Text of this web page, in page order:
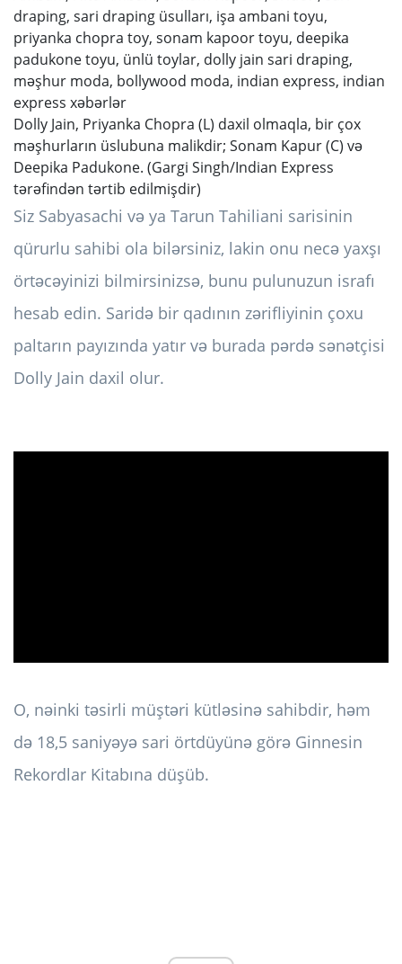
Dolly Jain, Priyanka Chopra (L) daxil olmaqla, bir çox
məşhurların üslubuna malikdir; Sonam Kapur (C) və
Deepika Padukone. (Gargi Singh/Indian Express
tərəfindən tərtib edilmişdir)
Siz Sabyasachi və ya Tarun Tahiliani sarisinin
qürurlu sahibi ola bilərsiniz, lakin onu necə yaxşı
örtəcəyinizi bilmirsinizsə, bunu pulunuzun israfı
hesab edin. Saridə bir qadının zərifliyinin çoxu
paltarın payızında yatır və burada pərdə sənətçisi
Dolly Jain daxil olur.
O, nəinki təsirli müştəri kütləsinə sahibdir, həm
də 18,5 saniyəyə sari örtdüyünə görə Ginnesin
Rekordlar Kitabına düşüb.